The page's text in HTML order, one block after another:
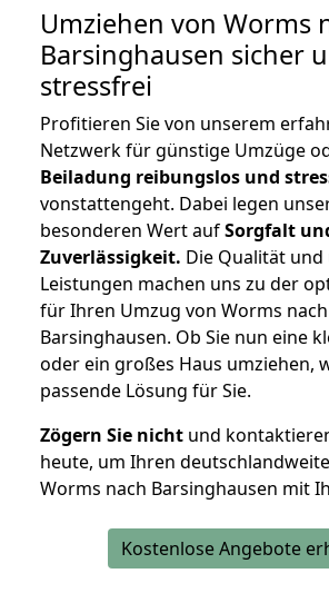
Umziehen von Worms
Barsinghausen sicher
stressfrei
Profitieren Sie von unserem
Netzwerk für günstige Umzüge
Beiladung reibungslos und
vonstattengeht. Dabei legen
besonderen Wert aufSorgfalt
Zuverlässigkeit. Die Qualität
Leistungen machen uns zu der
für Ihren Umzug von Worms nach
Barsinghausen. Ob Sie nun eine
oder ein großes Haus umziehen,
passende Lösung für Sie.
Zögern Sie nicht und
heute, um Ihren
Worms nach Barsinghausen mit
Kostenlose Angebote